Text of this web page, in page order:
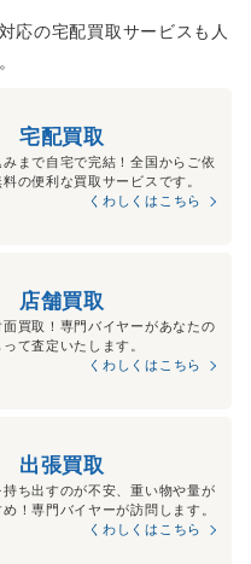
応の宅配買取サービスも人
宅配買取
まで自宅で完結！全国からご依
の便利な買取サービスです。
くわしくはこちら
店舗買取
買取！専門バイヤーがあなたの
て査定いたします。
くわしくはこちら
出張買取
ち出すのが不安、重い物や量が
！専門バイヤーが訪問します。
くわしくはこちら